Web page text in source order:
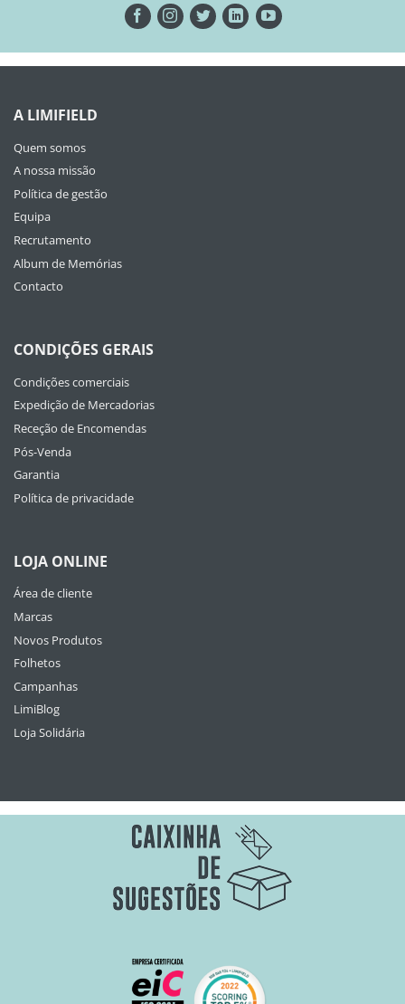
A LIMIFIELD
Quem somos
A nossa missão
Política de gestão
Equipa
Recrutamento
Album de Memórias
Contacto
CONDIÇÕES GERAIS
Condições comerciais
Expedição de Mercadorias
Receção de Encomendas
Pós-Venda
Garantia
Política de privacidade
LOJA ONLINE
Área de cliente
Marcas
Novos Produtos
Folhetos
Campanhas
LimiBlog
Loja Solidária